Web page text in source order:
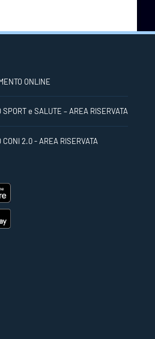
ONLINE
SPORT e SALUTE – AREA RISERVATA
CONI 2.0 - AREA RISERVATA